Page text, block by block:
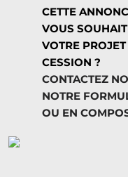
CETTE
VOUS
VOTRE
CESSION ?
CONTACTEZ
NOTRE
OU EN